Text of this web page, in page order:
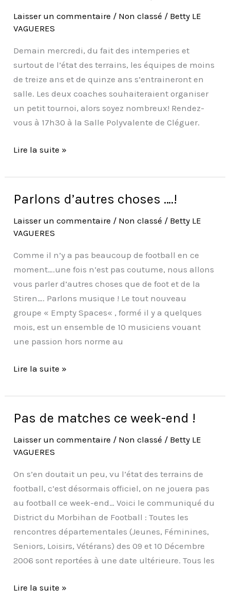
Laisser un commentaire / Non classé / Betty LE
VAGUERES
Demain mercredi, du fait des intemperies et
surtout de l’état des terrains, les équipes de moins
de treize ans et de quinze ans s’entraineront en
salle. Les deux coaches souhaiteraient organiser
un petit tournoi, alors soyez nombreux! Rendez-
vous à 17h30 à la Salle Polyvalente de Cléguer.
ans
15
ans
!
Lire la suite »
Parlons d’autres choses ….!
Laisser un commentaire / Non classé / Betty LE
VAGUERES
Comme il n’y a pas beaucoup de football en ce
moment….une fois n’est pas coutume, nous allons
vous parler d’autres choses que de foot et de la
Stiren…. Parlons musique ! Le tout nouveau
groupe « Empty Spaces« , formé il y a quelques
mois, est un ensemble de 10 musiciens vouant
une passion hors norme au
Parlons
choses
Lire la suite »
Pas de matches ce week-end !
Laisser un commentaire / Non classé / Betty LE
VAGUERES
On s’en doutait un peu, vu l’état des terrains de
football, c’est désormais officiel, on ne jouera pas
au football ce week-end… Voici le communiqué du
District du Morbihan de Football : Toutes les
rencontres départementales (Jeunes, Féminines,
Seniors, Loisirs, Vétérans) des 09 et 10 Décembre
2006 sont reportées à une date ultérieure. Tous les
Pas
matches
week-
end
!
Lire la suite »